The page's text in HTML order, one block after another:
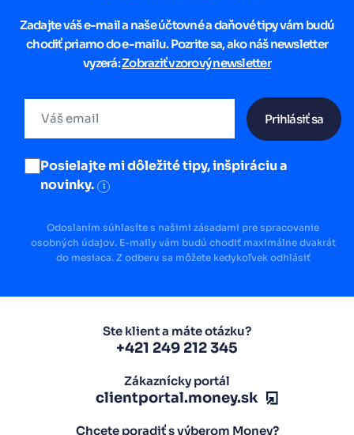
Zadajte váš e-mail a naše účtovné a daňové tipy vám budú
chodiť priamo do e-mailu. Pozrite sa, ako náš newsletter
vyzerá:Zobraziť vzorový newsletter
Prihlásiť sa
Posielajte mi dôležité tipy, inšpiráciu a
novinky.
i
Odoslaním súhlasíte s našimi zásadami pre spracovanie
osobných údajov. E-maily vám budú chodiť maximálne dvakrát
do mesiaca. Z odberu sa môžete kedykoľvek odhlásiť
Ste klient a máte otázku?
+421 249 212 345
Zákaznícky portál
clientportal.money.sk
Chcete poradiť s výberom Money?